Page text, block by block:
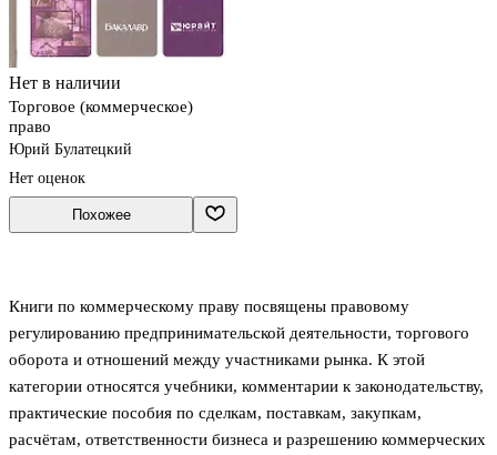
Нет в наличии
Торговое (коммерческое)
право
Юрий Булатецкий
Нет оценок
Похожее
Книги по коммерческому праву посвящены правовому
регулированию предпринимательской деятельности, торгового
оборота и отношений между участниками рынка. К этой
категории относятся учебники, комментарии к законодательству,
практические пособия по сделкам, поставкам, закупкам,
расчётам, ответственности бизнеса и разрешению коммерческих